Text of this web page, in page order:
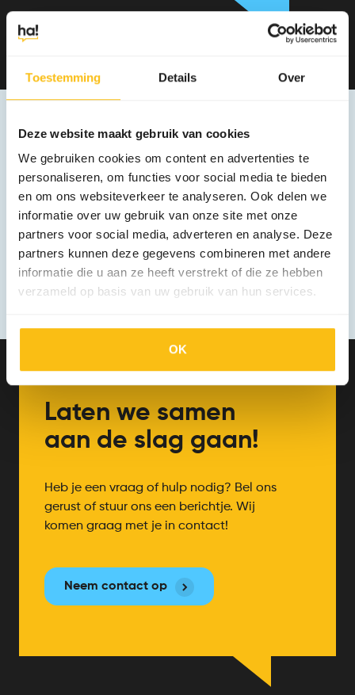
Toestemming Details Over
Deze website maakt gebruik van cookies
We gebruiken cookies om content en advertenties te
personaliseren, om functies voor social media te bieden
en om ons websiteverkeer te analyseren. Ook delen we
informatie over uw gebruik van onze site met onze
partners voor social media, adverteren en analyse. Deze
partners kunnen deze gegevens combineren met andere
informatie die u aan ze heeft verstrekt of die ze hebben
verzameld op basis van uw gebruik van hun services.
OK
Écht
resultaat?
Laten we samen
aan de slag gaan!
Heb je een vraag of hulp nodig? Bel ons
gerust of stuur ons een berichtje. Wij
komen graag met je in contact!
Neem contact op